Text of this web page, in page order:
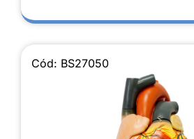
Cód: BS27050